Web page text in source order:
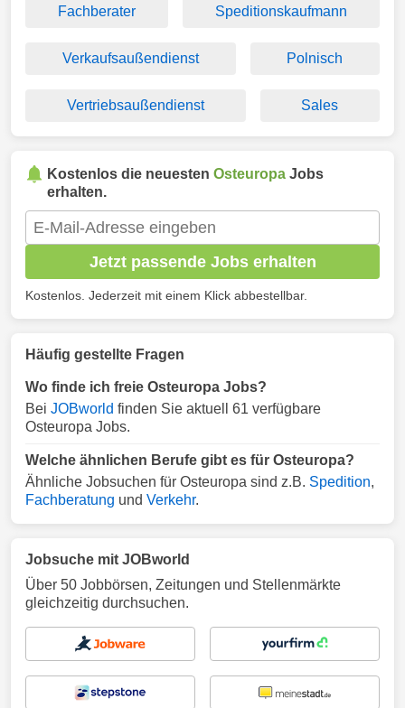
Fachberater Speditionskaufmann
Verkaufsaußendienst Polnisch
Vertriebsaußendienst Sales
Kostenlos die neuesten Osteuropa Jobs
erhalten.
Jetzt passende Jobs erhalten
Kostenlos. Jederzeit mit einem Klick abbestellbar.
Häufig gestellte Fragen
Wo finde ich freie Osteuropa Jobs?
Bei JOBworld finden Sie aktuell 61 verfügbare
Osteuropa Jobs.
Welche ähnlichen Berufe gibt es für Osteuropa?
Ähnliche Jobsuchen für Osteuropa sind z.B. Spedition,
Fachberatung und Verkehr.
Jobsuche mit JOBworld
Über 50 Jobbörsen, Zeitungen und Stellenmärkte
gleichzeitig durchsuchen.